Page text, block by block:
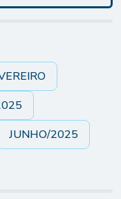
JUNHO/2025